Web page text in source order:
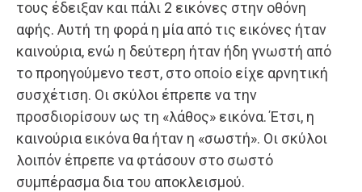
τους έδειξαν και πάλι 2 εικόνες στην οθόνη
αφής. Αυτή τη φορά η μία από τις εικόνες ήταν
καινούρια, ενώ η δεύτερη ήταν ήδη γνωστή από
το προηγούμενο τεστ, στο οποίο είχε αρνητική
συσχέτιση. Οι σκύλοι έπρεπε να την
προσδιορίσουν ως τη «λάθος» εικόνα. Έτσι, η
καινούρια εικόνα θα ήταν η «σωστή». Οι σκύλοι
λοιπόν έπρεπε να φτάσουν στο σωστό
συμπέρασμα δια του αποκλεισμού.